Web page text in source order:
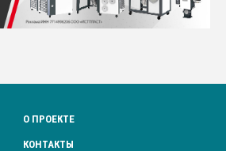
О ПРОЕКТЕ
КОНТАКТЫ